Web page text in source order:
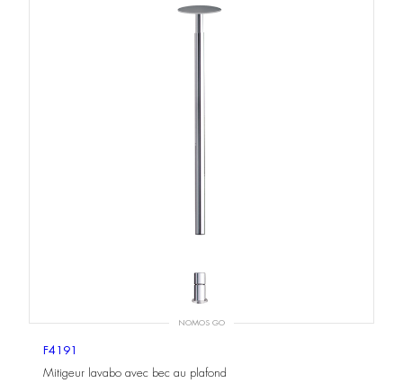
NOMOS GO
F4191
Mitigeur lavabo avec bec au plafond